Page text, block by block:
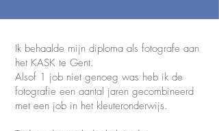
Ik behaalde mijn diploma als fotografe aan
het KASK te Gent.
Alsof 1 job niet genoeg was heb ik de
fotografie een aantal jaren gecombineerd
met een job in het kleuteronderwijs.